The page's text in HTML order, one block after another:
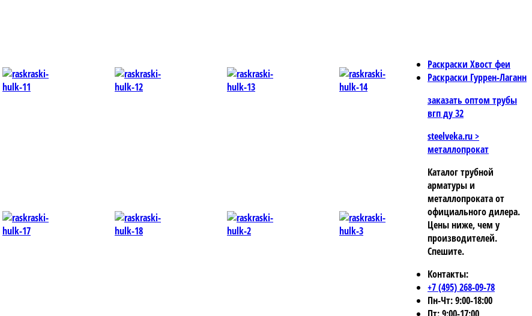
Раскраски Хвост феи
Раскраски Гуррен-Лаганн
заказать оптом трубы
вгп ду 32
steelveka.ru >
металлопрокат
Каталогтрубной
арматуры и
металлопрокатаот
официального дилера.
Цены ниже, чем у
производителей.
Спешите.
Контакты:
+7 (495) 268-09-78
Пн-Чт: 9:00-18:00